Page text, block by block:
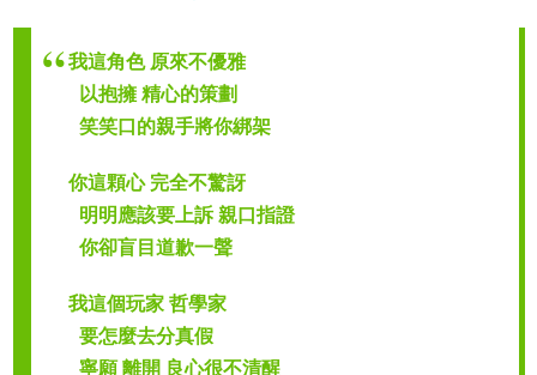
我這角色 原來不優雅
以抱擁 精心的策劃
笑笑口的親手將你綁架
你這顆心 完全不驚訝
明明應該要上訴 親口指證
你卻盲目道歉一聲
我這個玩家 哲學家
要怎麼去分真假
寧願 離開 良心很不清醒